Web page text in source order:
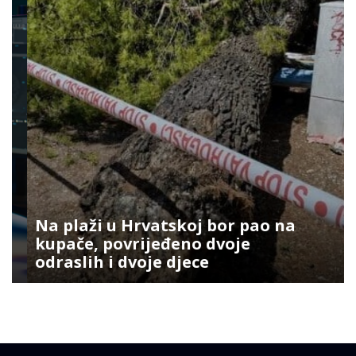
Na plaži u Hrvatskoj bor pao na
kupače, povrijeđeno dvoje
odraslih i dvoje djece